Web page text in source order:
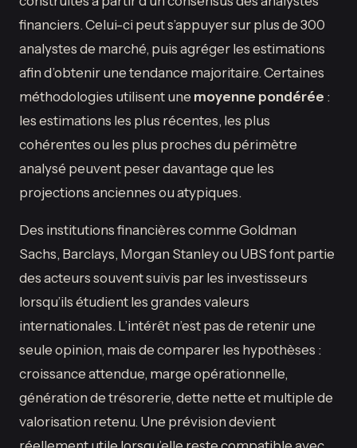
financiers. Celui-ci peut s’appuyer sur plus de 300
analystes de marché, puis agréger les estimations
afin d’obtenir une tendance majoritaire. Certaines
méthodologies utilisent une moyenne pondérée :
les estimations les plus récentes, les plus
cohérentes ou les plus proches du périmètre
analysé peuvent peser davantage que les
projections anciennes ou atypiques.
Des institutions financières comme Goldman
Sachs, Barclays, Morgan Stanley ou UBS font partie
des acteurs souvent suivis par les investisseurs
lorsqu’ils étudient les grandes valeurs
internationales. L’intérêt n’est pas de retenir une
seule opinion, mais de comparer les hypothèses :
croissance attendue, marge opérationnelle,
génération de trésorerie, dette nette et multiple de
valorisation retenu. Une prévision devient